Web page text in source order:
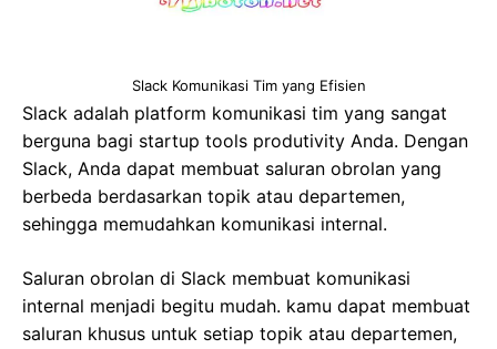
Slack Komunikasi Tim yang Efisien
Slack adalah platform komunikasi tim yang sangat
berguna bagi startup tools produtivity Anda. Dengan
Slack, Anda dapat membuat saluran obrolan yang
berbeda berdasarkan topik atau departemen,
sehingga memudahkan komunikasi internal.
Saluran obrolan di Slack membuat komunikasi
internal menjadi begitu mudah. kamu dapat membuat
saluran khusus untuk setiap topik atau departemen,